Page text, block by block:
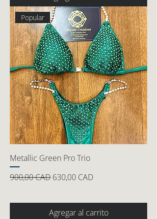
Popular
Metallic Green Pro Trio
Precio
900,00 CAD Precio de oferta
630,00 CAD
Agregar al carrito